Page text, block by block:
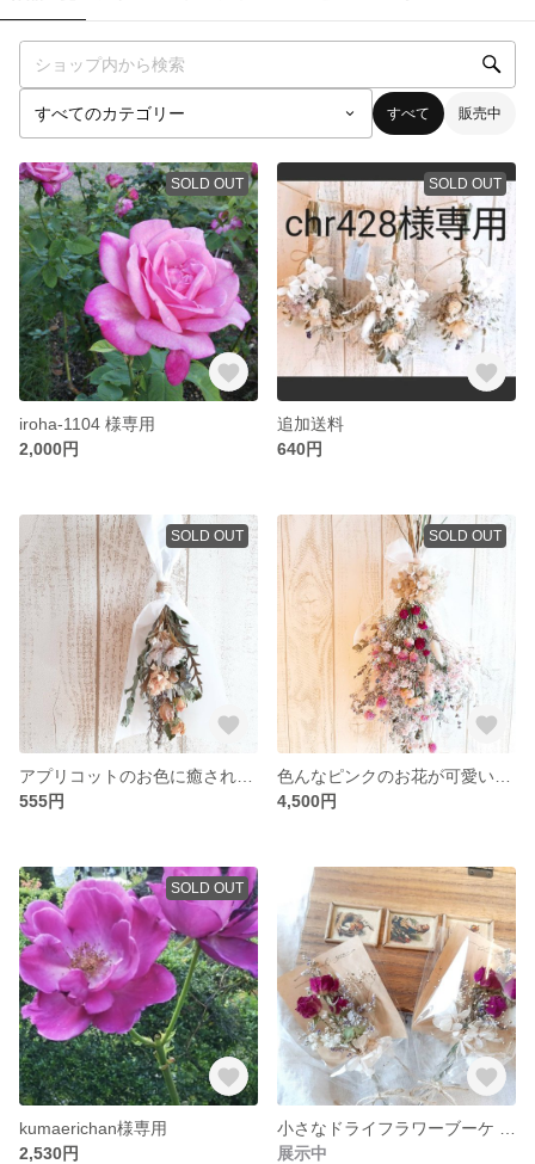
すべて 販売中
SOLD OUT
iroha-1104 様専用
2,000円
SOLD OUT
追加送料
640円
SOLD OUT
555円
SOLD OUT
4,500円
SOLD OUT
kumaerichan様専用
2,530円
展示中